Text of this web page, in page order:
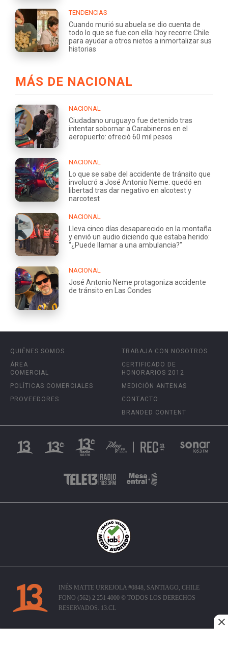
TENDENCIAS
Cuando murió su abuela se dio cuenta de
todo lo que se fue con ella: hoy recorre Chile
para ayudar a otros nietos a inmortalizar sus
historias
MÁS DE NACIONAL
NACIONAL
Ciudadano uruguayo fue detenido tras
intentar sobornar a Carabineros en el
aeropuerto: ofreció 60 mil pesos
NACIONAL
Lo que se sabe del accidente de tránsito que
involucró a José Antonio Neme: quedó en
libertad tras dar negativo en alcotest y
narcotest
NACIONAL
Lleva cinco días desaparecido en la montaña
y envió un audio diciendo que estaba herido:
“¿Puede llamar a una ambulancia?”
NACIONAL
José Antonio Neme protagoniza accidente
de tránsito en Las Condes
QUIÉNES SOMOS
ÁREA
COMERCIAL
POLÍTICAS COMERCIALES
PROVEEDORES
TRABAJA CON NOSOTROS
CERTIFICADO DE
HONORARIOS 2012
MEDICIÓN ANTENAS
CONTACTO
BRANDED CONTENT
INÉS MATTE URREJOLA #0848, SANTIAGO, CHILE
FONO (562) 2 251 4000 © TODOS LOS DERECHOS
RESERVADOS. 13.CL